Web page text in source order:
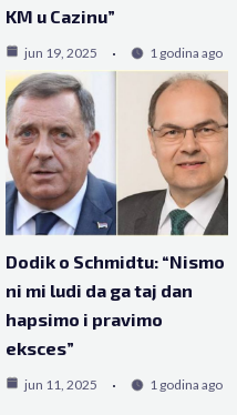
KM u Cazinu”
jun 19, 2025 1 godina ago
Dodik o Schmidtu: “Nismo
ni mi ludi da ga taj dan
hapsimo i pravimo
eksces”
jun 11, 2025 1 godina ago